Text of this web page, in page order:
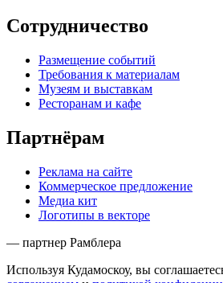
Сотрудничество
Размещение событий
Требования к материалам
Музеям и выставкам
Ресторанам и кафе
Партнёрам
Реклама на сайте
Коммерческое предложение
Медиа кит
Логотипы в векторе
— партнер Рамблера
Используя Кудамоскоу, вы